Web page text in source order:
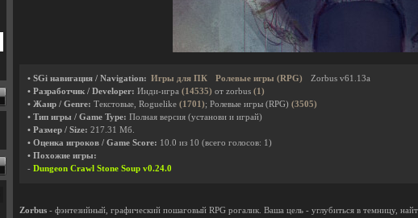
• SGi навигация / Navigation: Игры для ПК Ролевые игры (RPG)
Zorbus v61.13a
• Разработчик / Developer: Инди-игра (14535) от zorbus (1)
• Жанр / Genre: Текстовые, Roguelike (1701); Ролевые игры (RPG) (3505)
• Тип игры / Game Type: Полная версия (установи и играй)
• Размер / Size: 217.31 Мб.
• Оценка игроков / Game Score: 10.0 из 10 (всего голосов: 1 )
• Похожие игры:
- Dungeon Crawl Stone Soup v0.24.0
Zorbus - фэнтезийный, графический пошаговый RPG рогалик. Ваша цель - углубиться в темницу,